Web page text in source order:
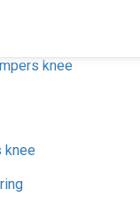
knee
knee